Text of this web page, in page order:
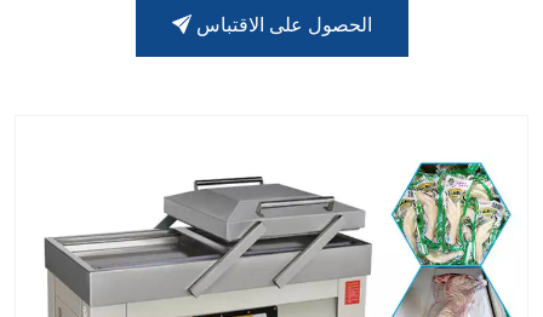
الحصول على الاقتباس